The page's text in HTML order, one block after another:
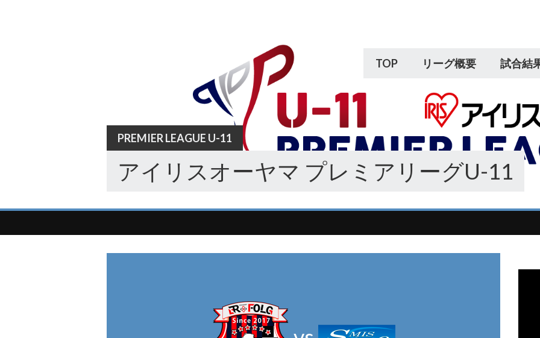
TOP リーグ概要 試合結
PREMIER LEAGUE U-11
アイリスオーヤマ プレミアリーグU-11